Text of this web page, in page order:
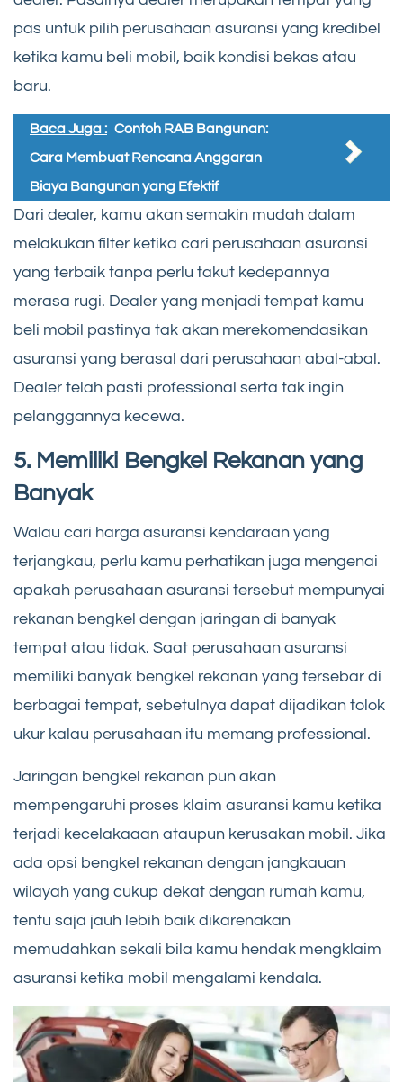
pas untuk pilih perusahaan asuransi yang kredibel
ketika kamu beli mobil, baik kondisi bekas atau
baru.
Baca Juga : Contoh RAB Bangunan:
Cara Membuat Rencana Anggaran
Biaya Bangunan yang Efektif
Dari dealer, kamu akan semakin mudah dalam
melakukan filter ketika cari perusahaan asuransi
yang terbaik tanpa perlu takut kedepannya
merasa rugi. Dealer yang menjadi tempat kamu
beli mobil pastinya tak akan merekomendasikan
asuransi yang berasal dari perusahaan abal-abal.
Dealer telah pasti professional serta tak ingin
pelanggannya kecewa.
5. Memiliki Bengkel Rekanan yang
Banyak
Walau cari harga asuransi kendaraan yang
terjangkau, perlu kamu perhatikan juga mengenai
apakah perusahaan asuransi tersebut mempunyai
rekanan bengkel dengan jaringan di banyak
tempat atau tidak. Saat perusahaan asuransi
memiliki banyak bengkel rekanan yang tersebar di
berbagai tempat, sebetulnya dapat dijadikan tolok
ukur kalau perusahaan itu memang professional.
Jaringan bengkel rekanan pun akan
mempengaruhi proses klaim asuransi kamu ketika
terjadi kecelakaaan ataupun kerusakan mobil. Jika
ada opsi bengkel rekanan dengan jangkauan
wilayah yang cukup dekat dengan rumah kamu,
tentu saja jauh lebih baik dikarenakan
memudahkan sekali bila kamu hendak mengklaim
asuransi ketika mobil mengalami kendala.